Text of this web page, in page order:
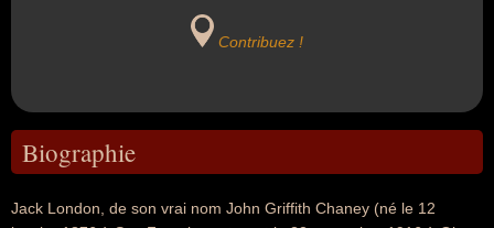
Contribuez !
Biographie
Jack London, de son vrai nom John Griffith Chaney (né le 12